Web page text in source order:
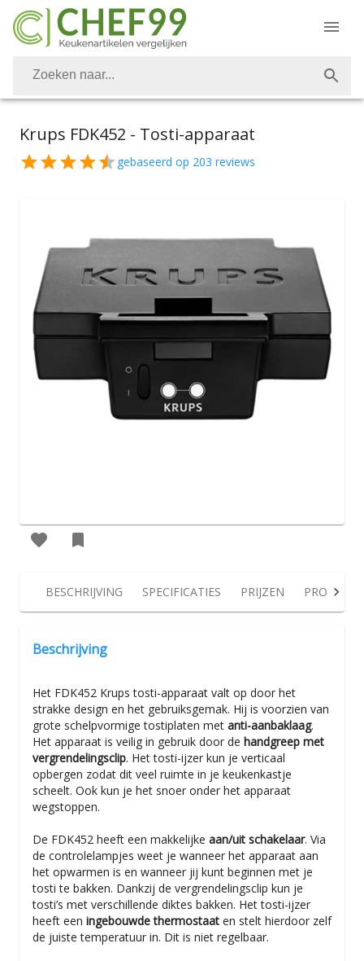
Krups FDK452 - Tosti-apparaat
gebaseerd op 203 reviews
BESCHRIJVING SPECIFICATIES PRIJZEN
Beschrijving
Het FDK452 Krups tosti-apparaat valt op door het
strakke design en het gebruiksgemak. Hij is voorzien van
grote schelpvormige tostiplaten met anti-aanbaklaag.
Het apparaat is veilig in gebruik door de handgreep met
vergrendelingsclip. Het tosti-ijzer kun je verticaal
opbergen zodat dit veel ruimte in je keukenkastje
scheelt. Ook kun je het snoer onder het apparaat
wegstoppen.
De FDK452 heeft een makkelijke aan/uit schakelaar. Via
de controlelampjes weet je wanneer het apparaat aan
het opwarmen is en wanneer jij kunt beginnen met je
tosti te bakken. Dankzij de vergrendelingsclip kun je
tosti’s met verschillende diktes bakken. Het tosti-ijzer
heeft een ingebouwde thermostaat en stelt hierdoor zelf
de juiste temperatuur in. Dit is niet regelbaar.